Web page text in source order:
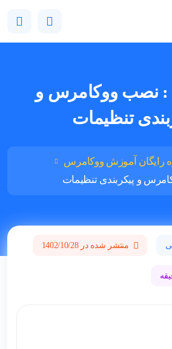
قسمت 4 : نصب ووکامرس و
تنظیمات
رایگان آموزش ووکامرس
منتشر شده در 1402/10/28